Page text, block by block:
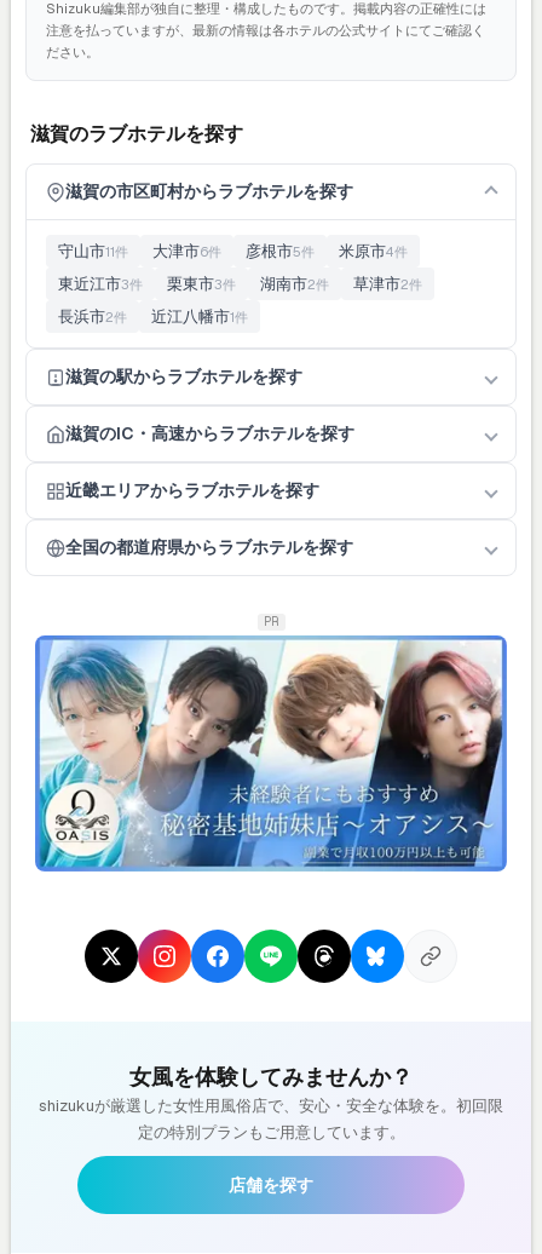
Shizuku編集部が独自に整理・構成したものです。掲載内容の正確性には
注意を払っていますが、最新の情報は各ホテルの公式サイトにてご確認く
ださい。
滋賀のラブホテルを探す
滋賀の市区町村からラブホテルを探す
守山市11件 大津市6件 彦根市5件 米原市4件
東近江市3件 栗東市3件 湖南市2件 草津市2件
長浜市2件 近江八幡市1件
滋賀の駅からラブホテルを探す
滋賀のIC・高速からラブホテルを探す
近畿エリアからラブホテルを探す
全国の都道府県からラブホテルを探す
PR
女風を体験してみませんか？
shizukuが厳選した女性用風俗店で、安心・安全な体験を。初回限
定の特別プランもご用意しています。
店舗を探す